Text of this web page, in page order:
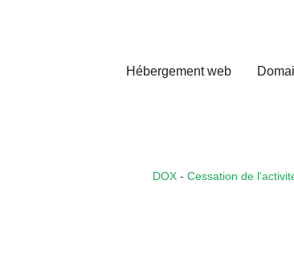
Hébergement web
DOX -Cessation de